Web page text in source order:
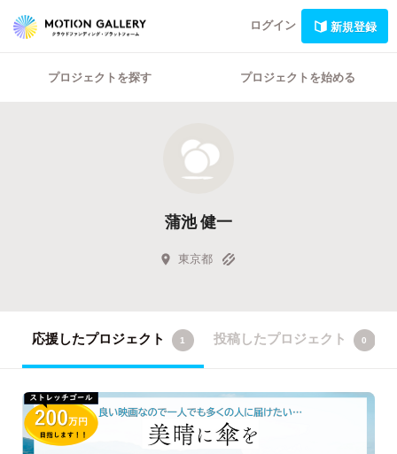
ログイン 新規登録
プロジェクトを探す プロジェクトを始める
蒲池 健一
東京都
応援したプロジェクト 1 投稿したプロジェクト 0